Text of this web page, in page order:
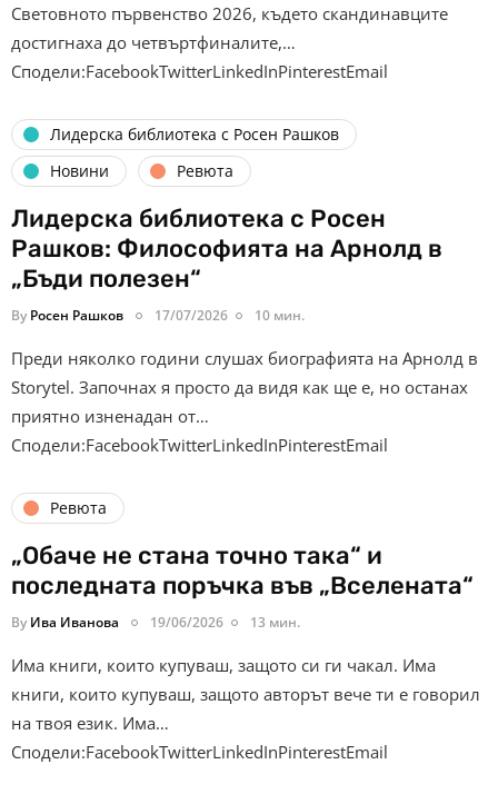
Световното първенство 2026, където скандинавците
достигнаха до четвъртфиналите,…
Сподели:FacebookTwitterLinkedInPinterestEmail
Лидерска библиотека с Росен Рашков
Новини
Ревюта
Лидерска библиотека с Росен
Рашков: Философията на Арнолд в
„Бъди полезен“
By Росен Рашков 17/07/2026 10 мин.
Преди няколко години слушах биографията на Арнолд в
Storytel. Започнах я просто да видя как ще е, но останах
приятно изненадан от…
Сподели:FacebookTwitterLinkedInPinterestEmail
Ревюта
„Обаче не стана точно така“ и
последната поръчка във „Вселената“
By Ива Иванова 19/06/2026 13 мин.
Има книги, които купуваш, защото си ги чакал. Има
книги, които купуваш, защото авторът вече ти е говорил
на твоя език. Има…
Сподели:FacebookTwitterLinkedInPinterestEmail